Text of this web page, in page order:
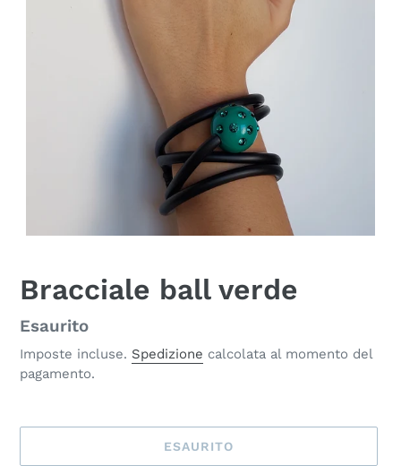
Bracciale ball verde
Disponibilità
Esaurito
Imposte incluse. Spedizione calcolata al momento del
pagamento.
ESAURITO